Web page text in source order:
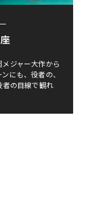
ジャー大作から
にも、役者の、
者の目線で観れ